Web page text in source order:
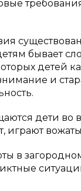
бывает
детей
и
дети во
играют
в